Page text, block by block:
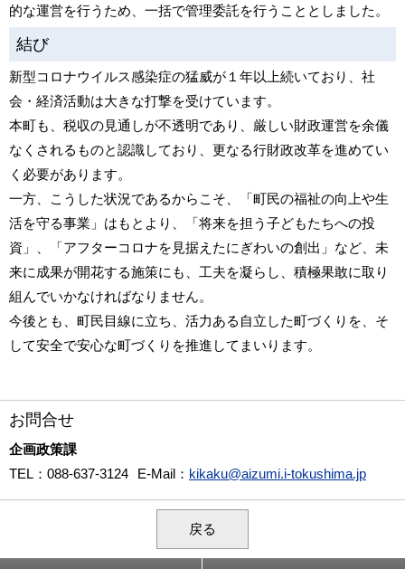
的な運営を行うため、一括で管理委託を行うこととしました。
結び
新型コロナウイルス感染症の猛威が１年以上続いており、社
会・経済活動は大きな打撃を受けています。
本町も、税収の見通しが不透明であり、厳しい財政運営を余儀
なくされるものと認識しており、更なる行財政改革を進めてい
く必要があります。
一方、こうした状況であるからこそ、「町民の福祉の向上や生
活を守る事業」はもとより、「将来を担う子どもたちへの投
資」、「アフターコロナを見据えたにぎわいの創出」など、未
来に成果が開花する施策にも、工夫を凝らし、積極果敢に取り
組んでいかなければなりません。
今後とも、町民目線に立ち、活力ある自立した町づくりを、そ
して安全で安心な町づくりを推進してまいります。
お問合せ
企画政策課
TEL ：088-637-3124 E-Mail ： kikaku@aizumi.i-tokushima.jp
戻る